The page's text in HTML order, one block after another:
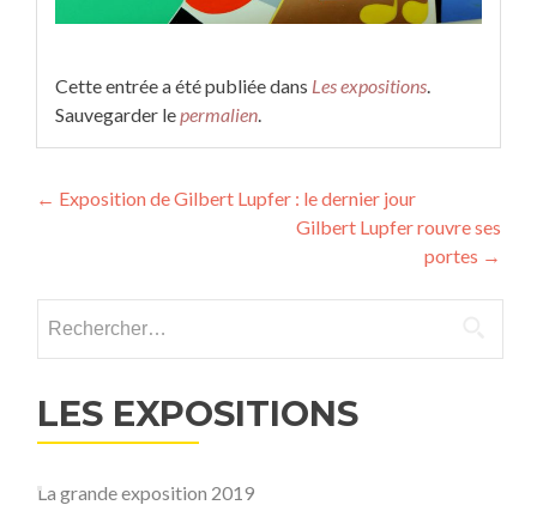
Cette entrée a été publiée dans Les expositions.
Sauvegarder lepermalien.
Navigation
← Exposition de Gilbert Lupfer : le dernier jour
Gilbert Lupfer rouvre ses
portes →
LES EXPOSITIONS
La grande exposition 2019